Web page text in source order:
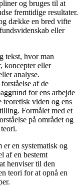
og bruges til at
fremtidige resultater.
dække en bred vifte
eller
tekst, hvor man
koncepter eller
analyse.
af de
for ens arbejde
viden og ens
Formålet med et
på området og
er en systematisk og
af en bestemt
henviser til den
teori for at opnå en